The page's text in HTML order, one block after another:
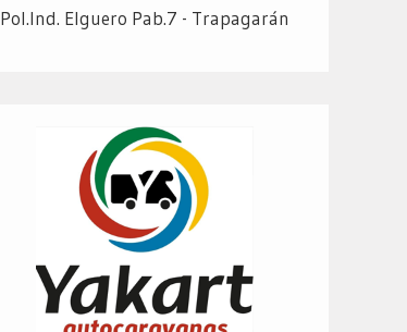
Pol.Ind. Elguero Pab.7 - Trapagarán